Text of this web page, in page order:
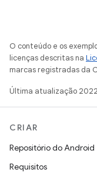
O conteúdo e os
licenças descritas na
marcas registradas da
Última atualização
CRIAR
Repositório do Android
Requisitos